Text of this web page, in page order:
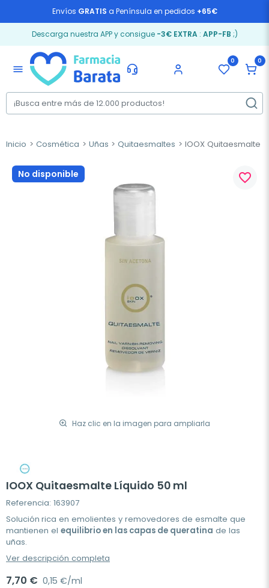
Envíos GRATIS a Península en pedidos +65€
Descarga nuestra APP y consigue -3€ EXTRA: APP-FB ;)
menu
0 0
Inicio Cosmética Uñas Quitaesmaltes IOOX Quitaesmalte
No disponible
Haz clic en la imagen para ampliarla
favorite_border
IOOX Quitaesmalte Líquido 50 ml
Referencia: 163907
Solución rica en emolientes y removedores de esmalte que
mantienen el equilibrio en las capas de queratina de las
uñas.
Ver descripción completa
7,70 € 0,15 €/ml